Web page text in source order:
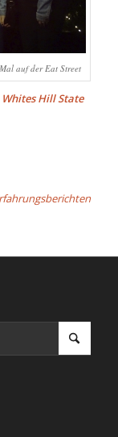
auf der Eat Street
Whites Hill State